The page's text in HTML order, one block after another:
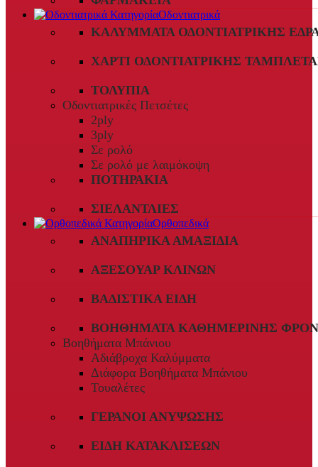
Οδοντιατρικά
ΚΑΛΎΜΜΑΤΑ ΟΔΟΝΤΙΑΤΡΙΚΉΣ
ΧΑΡΤΊ ΟΔΟΝΤΙΑΤΡΙΚΉΣ
ΤΟΛΎΠΙΑ
Οδοντιατρικές Πετσέτες
2ply
3ply
Σε ρολό
Σε ρολό με λαιμόκοψη
ΠΟΤΗΡΆΚΙΑ
ΣΙΕΛΑΝΤΛΊΕΣ
Ορθοπεδικά
ΑΝΑΠΗΡΙΚΆ ΑΜΑΞΊΔΙΑ
ΑΞΕΣΟΥΆΡ ΚΛΙΝΏΝ
ΒΑΔΙΣΤΙΚΆ ΕΊΔΗ
ΒΟΗΘΉΜΑΤΑ ΚΑΘΗΜΕΡΙΝΉΣ
Βοηθήματα Μπάνιου
Αδιάβροχα Καλύμματα
Διάφορα Βοηθήματα Μπάνιου
Τουαλέτες
ΓΕΡΑΝΟΊ ΑΝΎΨΩΣΗΣ
ΕΊΔΗ ΚΑΤΑΚΛΊΣΕΩΝ